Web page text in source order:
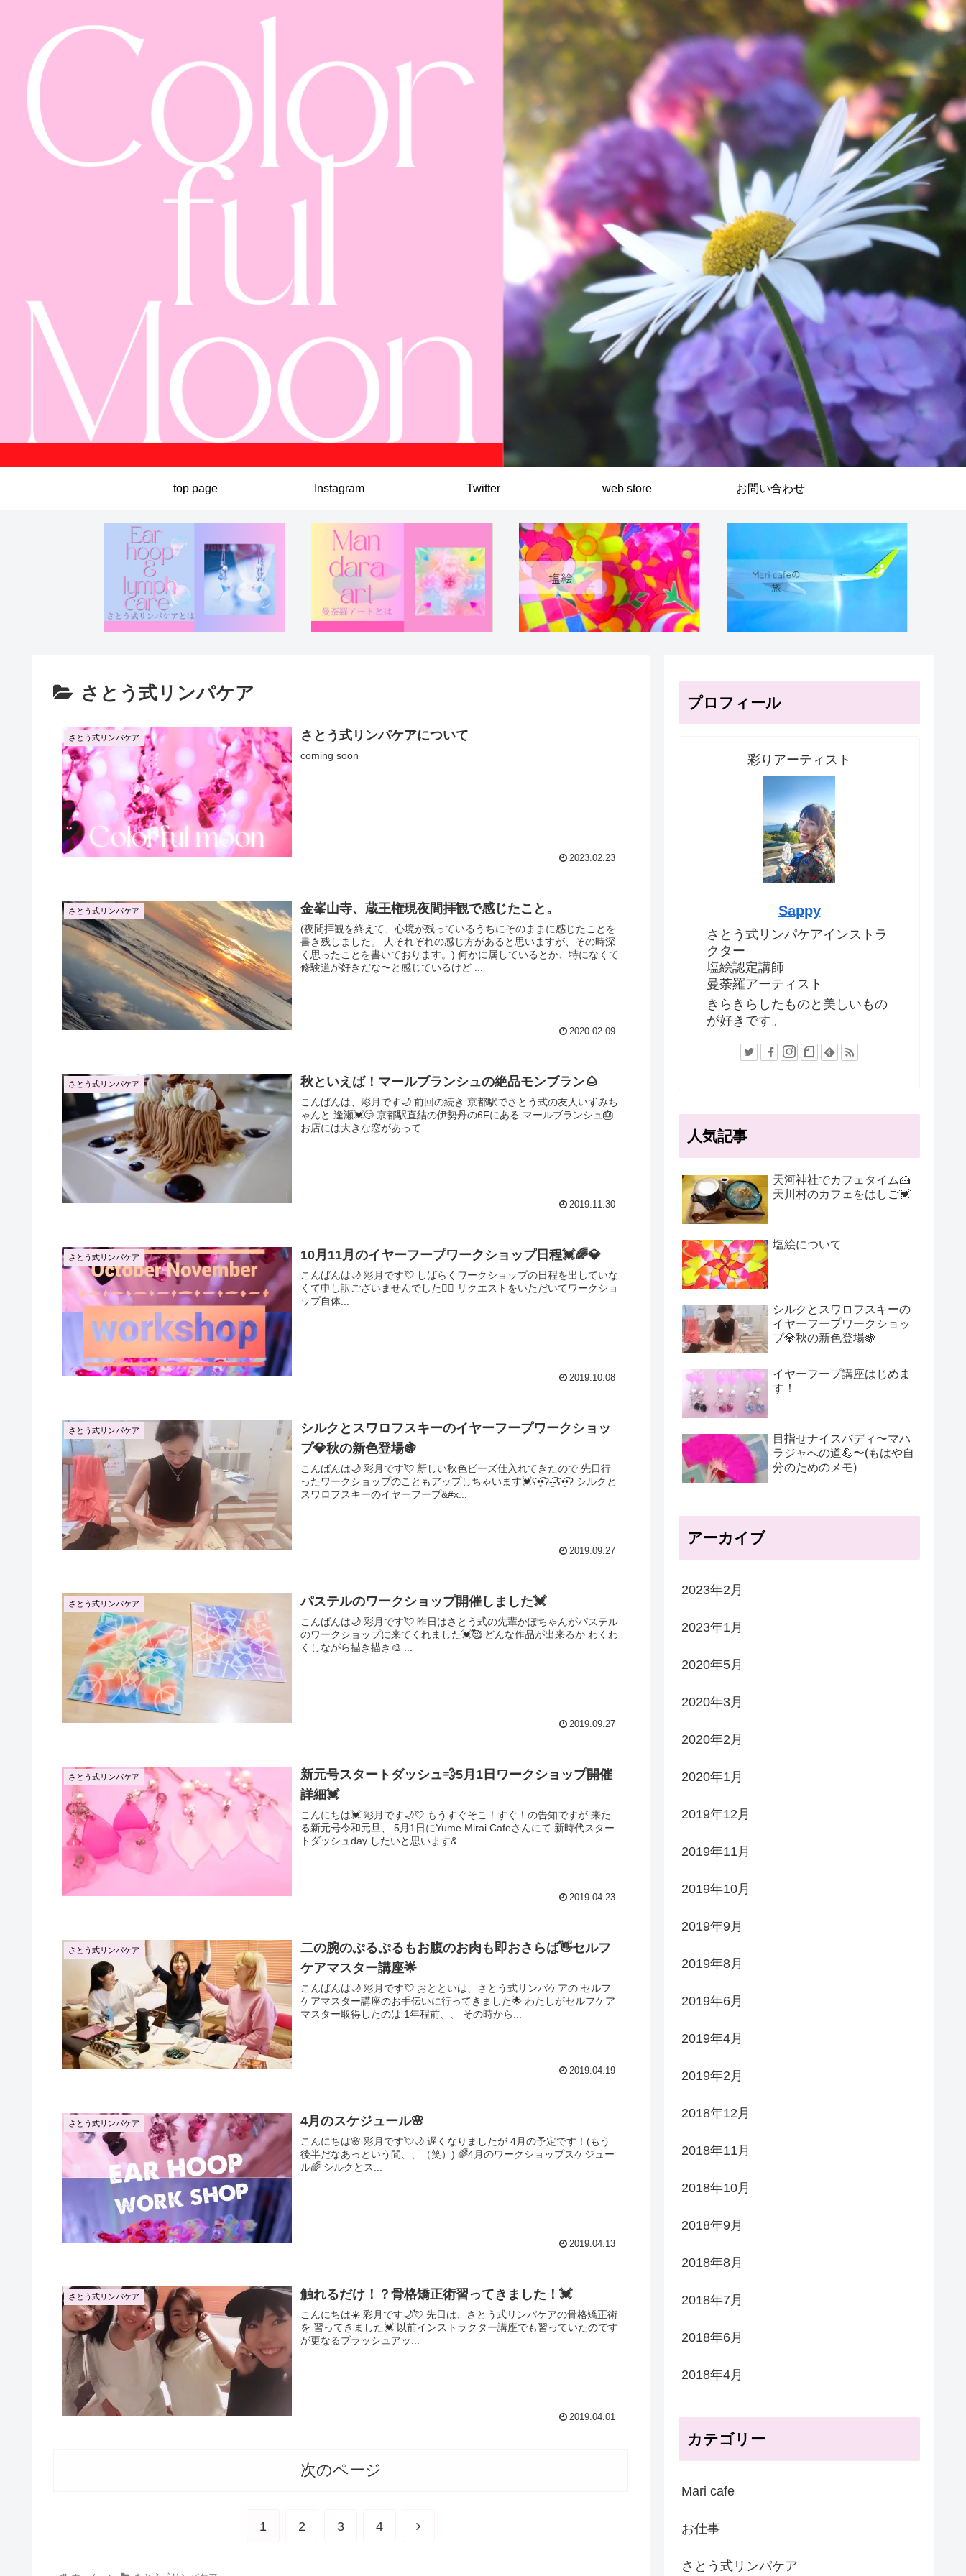
top page Instagram Twitter web store お問い合わせ
さとう式リンパケア
さとう式リンパケア さとう式リンパケアについて
coming soon
2023.02.23
さとう式リンパケア 金峯山寺、蔵王権現夜間拝観で感じたこと。
(夜間拝観を終えて、心境が残っているうちにそのままに感じたことを
書き残しました。 人それぞれの感じ方があると思いますが、その時深
く思ったことを書いております。) 何かに属しているとか、特になくて
2020.02.09
さとう式リンパケア 秋といえば！マールブランシュの絶品モンブラン🌰
こんばんは、彩月です🌙 前回の続き 京都駅でさとう式の友人いずみち
ゃんと 逢瀬💓😏 京都駅直結の伊勢丹の6Fにある マールブランシュ🎂
お店には大きな窓があって...
2019.11.30
さとう式リンパケア 10月11月のイヤーフープワークショップ日程💓🌈💎
こんばんは🌙 彩月です💘 しばらくワークショップの日程を出していな
くて申し訳ございませんでした🙇‍♀️ リクエストをいただいてワークショ
ップ自体...
2019.10.08
さとう式リンパケア
シルクとスワロフスキーのイヤーフープワークショッ
プ💎秋の新色登場🍇
こんばんは🌙 彩月です💘 新しい秋色ビーズ仕入れてきたので 先日行
ったワークショップのこともアップしちゃいます💓ʕ•͓͡•ʔ-̫͡-ʕ•̫͡•ʔ シルクと
スワロフスキーのイヤーフープ&#x...
2019.09.27
さとう式リンパケア パステルのワークショップ開催しました💓
こんばんは🌙 彩月です💘 昨日はさとう式の先輩かぽちゃんがパステル
のワークショップに来てくれました💓🥰 どんな作品が出来るか わくわ
2019.09.27
さとう式リンパケア
新元号スタートダッシュ💨5月1日ワークショップ開催
詳細💓
こんにちは💓 彩月です🌙💘 もうすぐそこ！すぐ！の告知ですが 来た
る新元号令和元旦、 5月1日にYume Mirai Cafeさんにて 新時代スター
トダッシュday したいと思います&...
2019.04.23
さとう式リンパケア
二の腕のぷるぷるもお腹のお肉も即おさらば👋セルフ
ケアマスター講座🌟
こんばんは🌙 彩月です💘 おとといは、さとう式リンパケアの セルフ
ケアマスター講座のお手伝いに行ってきました🌟 わたしがセルフケア
マスター取得したのは 1年程前、、 その時から...
2019.04.19
さとう式リンパケア 4月のスケジュール🌸
こんにちは🌸 彩月です💘🌙 遅くなりましたが 4月の予定です！(もう
後半だなあっという間、、（笑）) 🌈4月のワークショップスケジュー
ル🌈 シルクとス...
2019.04.13
さとう式リンパケア 触れるだけ！？骨格矯正術習ってきました！💓
こんにちは☀️ 彩月です🌙💘 先日は、さとう式リンパケアの骨格矯正術
を 習ってきました💓 以前インストラクター講座でも習っていたのです
が更なるブラッシュアッ...
2019.04.01
次のページ
1 2 3 4
プロフィール
彩りアーティスト
Sappy
さとう式リンパケアインストラ
クター
塩絵認定講師
曼荼羅アーティスト
きらきらしたものと美しいもの
が好きです。
人気記事
天河神社でカフェタイム🍰
天川村のカフェをはしご💓
塩絵について
シルクとスワロフスキーの
イヤーフープワークショッ
プ💎秋の新色登場🍇
イヤーフープ講座はじめま
す！
目指せナイスバディ〜マハ
ラジャへの道💪〜(もはや自
分のためのメモ)
アーカイブ
2023年2月
2023年1月
2020年5月
2020年3月
2020年2月
2020年1月
2019年12月
2019年11月
2019年10月
2019年9月
2019年8月
2019年6月
2019年4月
2019年2月
2018年12月
2018年11月
2018年10月
2018年9月
2018年8月
2018年7月
2018年6月
2018年4月
カテゴリー
Mari cafe
お仕事
さとう式リンパケア